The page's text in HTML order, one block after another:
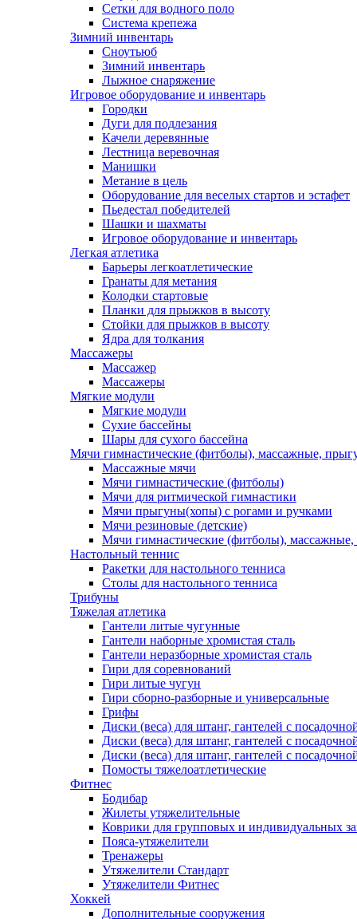
Сетки для водного поло
Система крепежа
Зимний инвентарь
Сноутьюб
Зимний инвентарь
Лыжное снаряжение
Игровое оборудование и инвентарь
Городки
Дуги для подлезания
Качели деревянные
Лестница веревочная
Манишки
Метание в цель
Оборудование для веселых стартов и эстафет
Пьедестал победителей
Шашки и шахматы
Игровое оборудование и инвентарь
Легкая атлетика
Барьеры легкоатлетические
Гранаты для метания
Колодки стартовые
Планки для прыжков в высоту
Стойки для прыжков в высоту
Ядра для толкания
Массажеры
Массажер
Массажеры
Мягкие модули
Мягкие модули
Сухие бассейны
Шары для сухого бассейна
Мячи гимнастические (фитболы), массажные,
Массажные мячи
Мячи гимнастические (фитболы)
Мячи для ритмической гимнастики
Мячи прыгуны(хопы) с рогами и ручками
Мячи резиновые (детские)
Мячи гимнастические (фитболы),
Настольный теннис
Ракетки для настольного тенниса
Столы для настольного тенниса
Трибуны
Тяжелая атлетика
Гантели литые чугунные
Гантели наборные хромистая сталь
Гантели неразборные хромистая сталь
Гири для соревнований
Гири литые чугун
Гири сборно-разборные и универсальные
Грифы
Диски (веса) для штанг, гантелей с
Диски (веса) для штанг, гантелей с
Диски (веса) для штанг, гантелей с
Помосты тяжелоатлетические
Фитнес
Бодибар
Жилеты утяжелительные
Коврики для групповых и индивидуальных
Пояса-утяжелители
Тренажеры
Утяжелители Стандарт
Утяжелители Фитнес
Хоккей
Дополнительные сооружения